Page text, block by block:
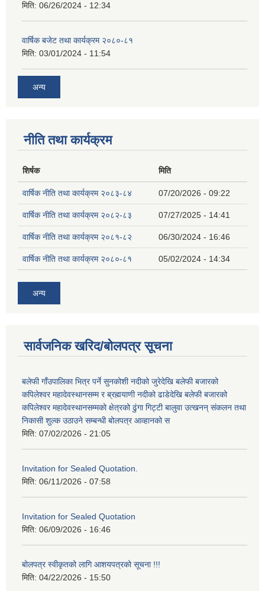
मिति: 06/26/2024 - 12:34
वार्षिक बजेट तथा कार्यक्रम २०८०-८१
मिति: 03/01/2024 - 11:54
अन्य
नीति तथा कार्यक्रम
शिर्षक मिति
वार्षिक नीति तथा कार्यक्रम २०८३-८४ 07/20/2026 - 09:22
वार्षिक नीति तथा कार्यक्रम २०८२-८३ 07/27/2025 - 14:41
वार्षिक नीति तथा कार्यक्रम २०८१-८२ 06/30/2024 - 16:46
वार्षिक नीति तथा कार्यक्रम २०८०-८१ 05/02/2024 - 14:34
अन्य
सार्वजनिक खरिद/बोलपत्र सूचना
बलेफी गाँउपालिका भित्र पर्ने सुनकोशी नदीको जुरेदेखि बलेफी बजारको
कपिलेश्वर महादेवस्थानसम्म र ब्रह्मयाणी नदीको ढाडेदेखि बलेफी बजारको
कपिलेश्वर महादेवस्थानसम्मको क्षेत्रको ढुंगा गिट्टी बालुवा उत्खनन् संकलन तथा
निकासी शुल्क उठाउने सम्बन्धी बोलपत्र आव्हानको स
मिति: 07/02/2026 - 21:05
Invitation for Sealed Quotation.
मिति: 06/11/2026 - 07:58
Invitation for Sealed Quotation
मिति: 06/09/2026 - 16:46
बोलपत्र स्वीकृतको लागि आशयपत्रको सूचना !!!
मिति: 04/22/2026 - 15:50